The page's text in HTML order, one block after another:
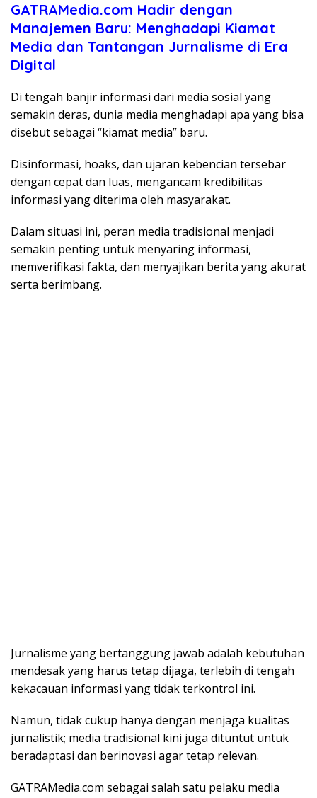
GATRAMedia.com Hadir dengan
Manajemen Baru: Menghadapi Kiamat
Media dan Tantangan Jurnalisme di Era
Digital
Di tengah banjir informasi dari media sosial yang
semakin deras, dunia media menghadapi apa yang bisa
disebut sebagai “kiamat media” baru.
Disinformasi, hoaks, dan ujaran kebencian tersebar
dengan cepat dan luas, mengancam kredibilitas
informasi yang diterima oleh masyarakat.
Dalam situasi ini, peran media tradisional menjadi
semakin penting untuk menyaring informasi,
memverifikasi fakta, dan menyajikan berita yang akurat
serta berimbang.
Jurnalisme yang bertanggung jawab adalah kebutuhan
mendesak yang harus tetap dijaga, terlebih di tengah
kekacauan informasi yang tidak terkontrol ini.
Namun, tidak cukup hanya dengan menjaga kualitas
jurnalistik; media tradisional kini juga dituntut untuk
beradaptasi dan berinovasi agar tetap relevan.
GATRAMedia.com sebagai salah satu pelaku media